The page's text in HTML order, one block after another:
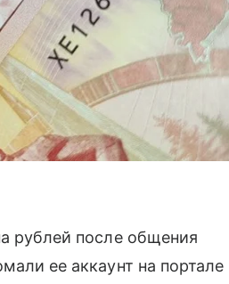
рублей после общения
ее аккаунт на портале